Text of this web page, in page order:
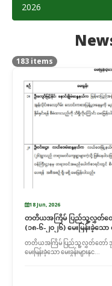
2026
183 items
18 Jun, 2026
တတိယအကြိမ် ပြည်သူ့လွှတ်တေ
(၁၈-၆-၂၀၂၆) မေး
တတိယအကြိမ် ပြည်သူ့လွှတ်တော် ဒုတိ
မေးမြန်းခဲ့သော မေးခွန်းများနှင...